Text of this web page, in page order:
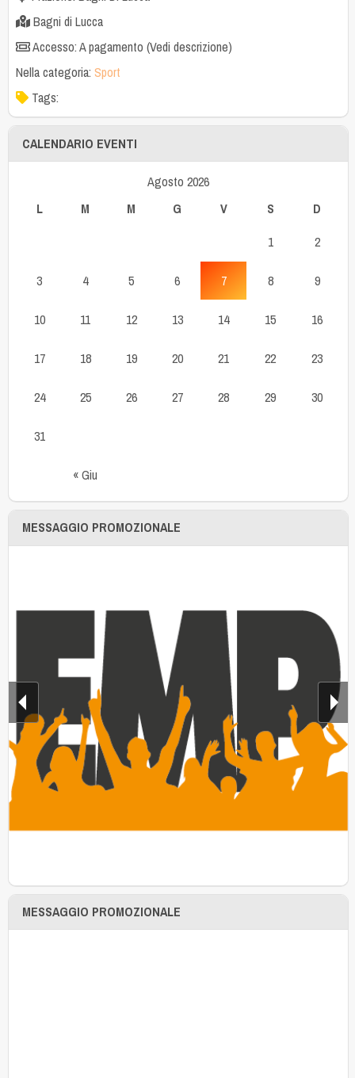
Bagni di Lucca
Accesso: A pagamento (Vedi descrizione)
Nella categoria: Sport
Tags:
CALENDARIO EVENTI
Agosto 2026
L
M M G V S D
« Giu
1 2
3 4 5 6 7 8 9
10 11 12 13 14 15 16
17 18 19 20 21 22 23
24 25 26 27 28 29 30
31
MESSAGGIO PROMOZIONALE
MESSAGGIO PROMOZIONALE